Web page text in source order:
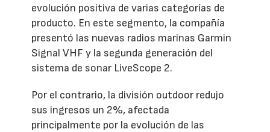
evolución positiva de varias categorías de
producto. En este segmento, la compañía
presentó las nuevas radios marinas Garmin
Signal VHF y la segunda generación del
sistema de sonar LiveScope 2.
Por el contrario, la división outdoor redujo
sus ingresos un 2%, afectada
principalmente por la evolución de las